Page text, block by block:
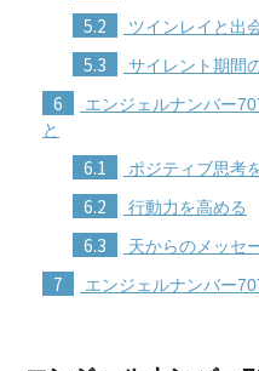
5.2 ツインレイと出
5.3 サイレント期間
6
エンジェルナンバー
と
6.1 ポジティブ思考
6.2 行動力を高める
6.3 天からのメッセ
7 エンジェルナンバー